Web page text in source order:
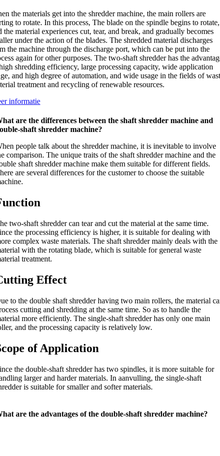
the materials get into the shredder machine,the main rollers are
to rotate.In this process,The blade on the spindle begins to rotate,
the material experiences cut,tear,and break,and gradually becomes
under the action of the blades.The shredded material discharges
the machine through the discharge port,which can be put into the
again for other purposes.The two-shaft shredder has the
shredding efficiency,large processing capacity,wide application
,and high degree of automation,and wide usage in the fields of
treatment and recycling of renewable resources.
informatie
are the differences between the shaft shredder machine and
shaft shredder machine?
people talk about the shredder machine,it is inevitable to involve
comparison.The unique traits of the shaft shredder machine and the
shaft shredder machine make them suitable for different fields.
are several differences for the customer to choose the suitable
.
two-shaft shredder can tear and cut the material at the same time.
the processing efficiency is higher,it is suitable for dealing with
complex waste materials.The shaft shredder mainly deals with the
with the rotating blade,which is suitable for general waste
treatment.
Effect
to the double shaft shredder having two main rollers,the material
cutting and shredding at the same time. So as to handle the
more efficiently.The single-shaft shredder has only one main
,and the processing capacity is relatively low.
of Application
the double-shaft shredder has two spindles,it is more suitable for
larger and harder materials. In aanvulling,the single-shaft
is suitable for smaller and softer materials.
are the advantages of the double-shaft shredder machine?